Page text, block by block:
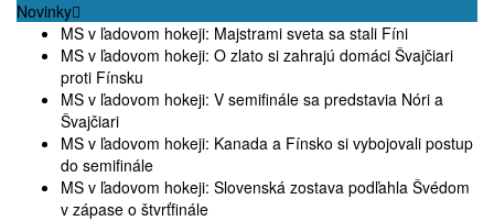
Novinky
MS v ľadovom hokeji: Majstrami sveta sa stali Fíni
MS v ľadovom hokeji: O zlato si zahrajú domáci Švajčiari
proti Fínsku
MS v ľadovom hokeji: V semifinále sa predstavia Nóri a
Švajčiari
MS v ľadovom hokeji: Kanada a Fínsko si vybojovali postup
do semifinále
MS v ľadovom hokeji: Slovenská zostava podľahla Švédom
v zápase o štvrťfinále